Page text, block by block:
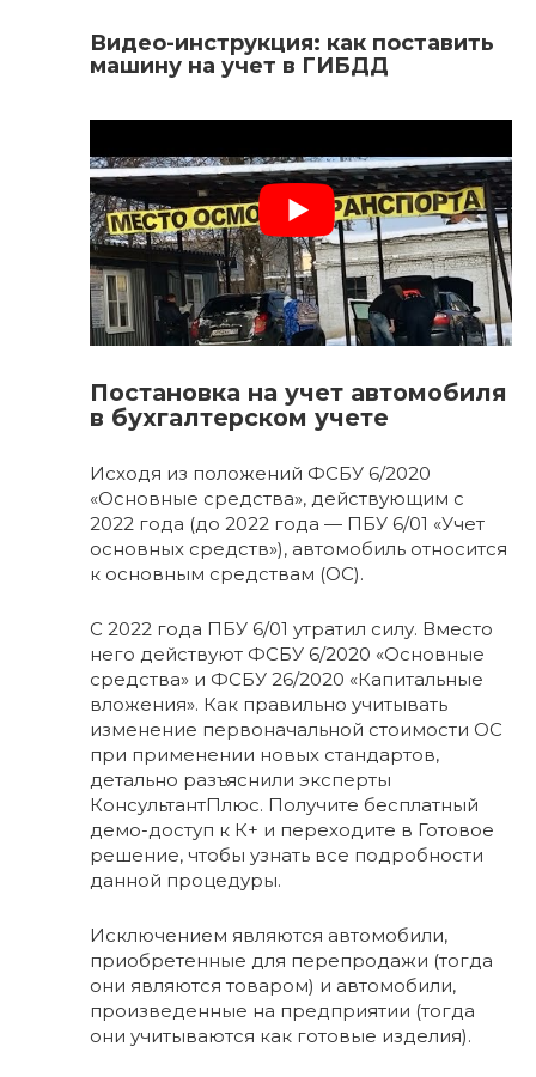
Видео-инструкция: как поставить
машину на учет в ГИБДД
Постановка на учет автомобиля
в бухгалтерском учете
Исходя из положений ФСБУ 6/2020
«Основные средства», действующим с
2022 года (до 2022 года — ПБУ 6/01 «Учет
основных средств»), автомобиль относится
к основным средствам (ОС).
С 2022 года ПБУ 6/01 утратил силу. Вместо
него действуют ФСБУ 6/2020 «Основные
средства» и ФСБУ 26/2020 «Капитальные
вложения». Как правильно учитывать
изменение первоначальной стоимости ОС
при применении новых стандартов,
детально разъяснили эксперты
КонсультантПлюс. Получите бесплатный
демо-доступ к К+ и переходите в Готовое
решение, чтобы узнать все подробности
данной процедуры.
Исключением являются автомобили,
приобретенные для перепродажи (тогда
они являются товаром) и автомобили,
произведенные на предприятии (тогда
они учитываются как готовые изделия).